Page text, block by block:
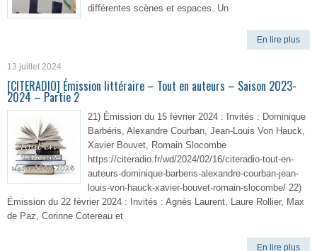
différentes scènes et espaces. Un
En lire plus
13 juillet 2024
[CITERADIO] Émission littéraire – Tout en auteurs – Saison 2023-
2024 – Partie 2
21) Émission du 15 février 2024 : Invités : Dominique
Barbéris, Alexandre Courban, Jean-Louis Von Hauck,
Xavier Bouvet, Romain Slocombe
https://citeradio.fr/wd/2024/02/16/citeradio-tout-en-
auteurs-dominique-barberis-alexandre-courban-jean-
louis-von-hauck-xavier-bouvet-romain-slocombe/ 22)
Émission du 22 février 2024 : Invités : Agnès Laurent, Laure Rollier, Max
de Paz, Corinne Cotereau et
En lire plus